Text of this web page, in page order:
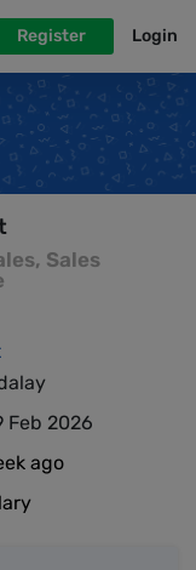
Register Login
Sales
Feb 2026
ago